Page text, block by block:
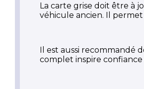
La carte grise doit être à
véhicule ancien. Il permet
Il est aussi recommandé
complet inspire confiance